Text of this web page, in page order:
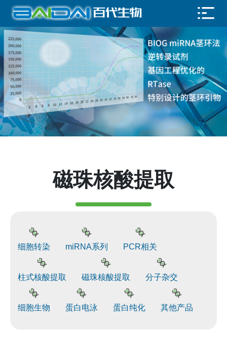
磁珠核酸提取
细胞转染 miRNA系列 PCR相关
柱式核酸提取 磁珠核酸提取 分子杂交
细胞生物 蛋白电泳 蛋白纯化 其他产品